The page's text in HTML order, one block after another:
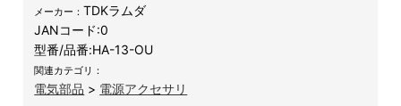
メーカー： TDKラムダ
JANコード:0
型番/品番:HA-13-OU
関連カテゴリ：
電気部品 > 電源アクセサリ